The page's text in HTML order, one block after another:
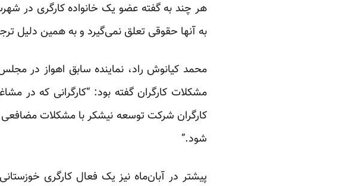
هر چند به گفته عضو یک خانواده کارگری در
به آنها حقوقی تعلق نمی‌گیرد و به همین دلیل
محمد کیانوش راد، نماینده سابق اهواز در
مشکلات کارگرانگفته بود: “کارگرانی که در
کارگران شرکت توسعه نیشکر با مشکلات مضافعی
شود.”